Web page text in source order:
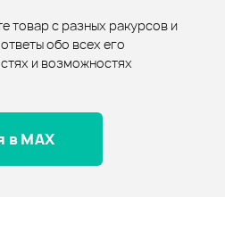
товар с разных ракурсов и
обо всех его
и возможностях
в MAX